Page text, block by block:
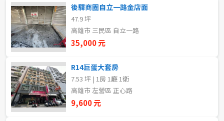
~
格局
不拘
2房
後驛商圈自立一路金店面
47.9 坪
高雄市 三民區 自立一路
35,000 元
R14巨蛋大套房
7.53 坪 | 1房 1廳 1衛
高雄市 左營區 正心路
9,600 元